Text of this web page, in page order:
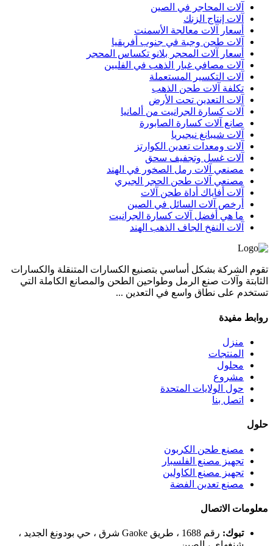
آلات المحاجر في الصين
آلات إنتاج الزنك
أسعار آلات معالجة الأسمنت
آلات طحن وجبة في جنوب أفريقيا
أسعار آلات المحجر بلانو تكساس المحجر
آلات مصافي غبار الذهب في الفلبين
آلات التكسير المستعملة
تكلفة آلات طحن الذهب
آلات التعدين تحت الأرض
آلات كسارة الجرانيت من ألمانيا
صانع آلات كسارة الصابورة
آلات شيبانغ نيجيريا
آلات ومعدات تعدين الكوارتز
آلات غسل وتجفيف سحق
مصنعي آلات رمل الصخور في الهند
مصنعي آلات طحن الحجر الجيري
آلات أفاياك أداة طحن آلات
أرخص آلات السائل في الصين
ما هي أفضل آلات كسارة الجرانيت
آلات النفخ الجاف الذهب الهند
تقوم الشركة بشكل أساسي بتصنيع الكسارات المتنقلة والكسارات
الثابتة وآلات صنع الرمل وطواحين الطحن والمصانع الكاملة التي
تستخدم على نطاق واسع في التعدين ...
روابط مفيدة
منزل
المنتجات
محلول
مشروع
حول الولايات المتحدة
اتصل بنا
حلول
مصنع طحن الكربون
تجهيز مصنع الفلسبار
تجهيز مصنع الكاولين
مصنع تعدين الفضة
معلومات الاتصال
تبوك:
رقم 1688 ، طريق Gaoke شرق ، حي بودونغ الجديد ،